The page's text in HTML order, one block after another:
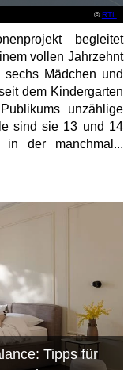
©RTL
begleitet
vollen Jahrzehnt
Mädchen und
dem Kindergarten
unzählige
sind sie 13 und 14
der manchmal...
Tipps für